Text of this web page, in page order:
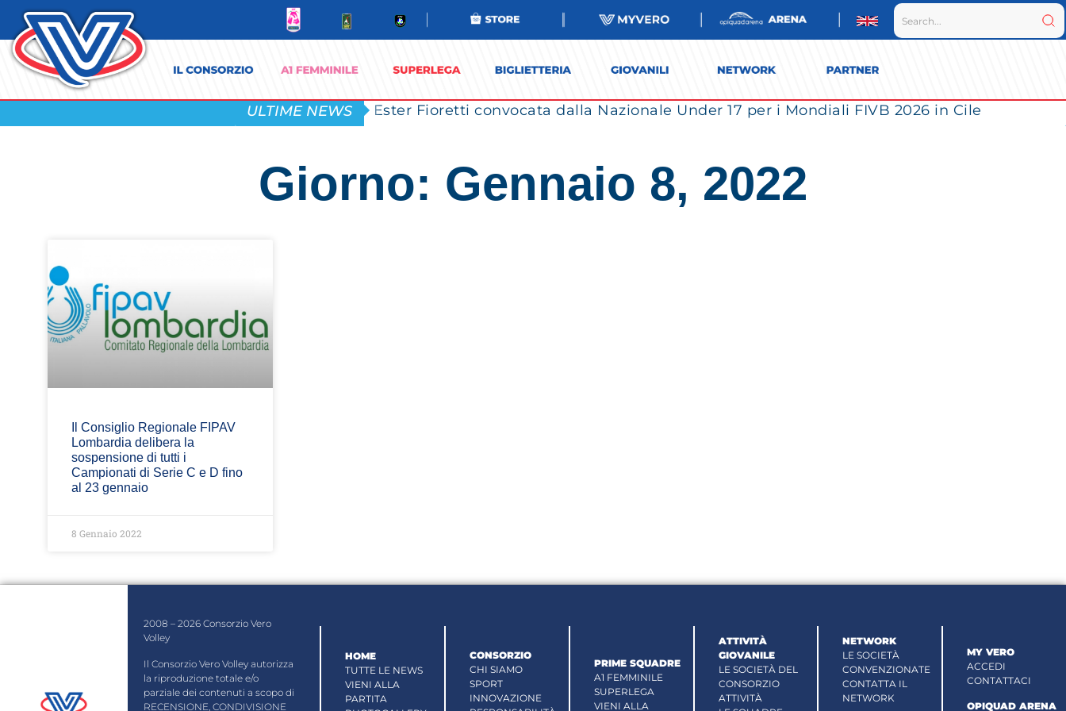
ULTIME NEWS Ester Fioretti convocata dalla Nazionale Under 17 per i Mondiali FIVB 2026 in Cile
Giorno: Gennaio 8, 2022
Il Consiglio Regionale FIPAV
Lombardia delibera la
sospensione di tutti i
Campionati di Serie C e D fino
al 23 gennaio
8 Gennaio 2022
2008 – 2026 Consorzio Vero
Volley
Il Consorzio Vero Volley autorizza
la riproduzione totale e/o
parziale dei contenuti a scopo di
RECENSIONE, CONDIVISIONE
HOME
TUTTE LE NEWS
VIENI ALLA
PARTITA
CONSORZIO
CHI SIAMO
SPORT
INNOVAZIONE
PRIME SQUADRE
A1 FEMMINILE
SUPERLEGA
VIENI ALLA
ATTIVITÀ
GIOVANILE
LE SOCIETÀ DEL
CONSORZIO
ATTIVITÀ
NETWORK
LE SOCIETÀ
CONVENZIONATE
CONTATTA IL
NETWORK
MY VERO
ACCEDI
CONTATTACI
OPIQUAD ARENA